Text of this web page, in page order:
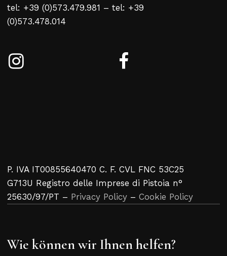
tel: +39 (0)573.479.981 – tel: +39
(0)573.478.014
P. IVA IT00855640470 C. F. CVL FNC 53C25
G713U Registro delle Imprese di Pistoia n°
25630/97/PT – Privacy Policy – Cookie Policy
Wie können wir Ihnen helfen?